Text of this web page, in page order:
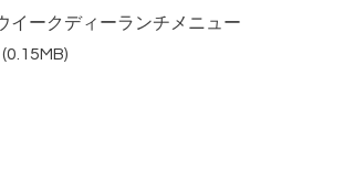
イークディーランチメニュー
(0.15MB)